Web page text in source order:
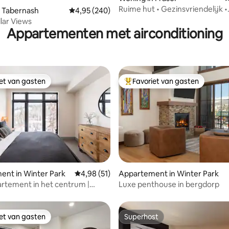
Gemiddelde beoordeling van 4,95 uit 5, 240
4,95 (240)
Views
Ruime hut • Gezinsvriendelijk •
Appartementen met airconditioning
van 4,95 uit 5, 157 recensies
van gasten
van gasten
in Winter Park Gemiddelde beoordeling van 4,98 uit 5, 51
4,98 (51)
in het centrum |
Topfavoriet van gasten
Favoriet van gasten
Appartement in Winter Park
Luxe penthouse in bergdorp
van gasten
van gasten Superhost
Superhost